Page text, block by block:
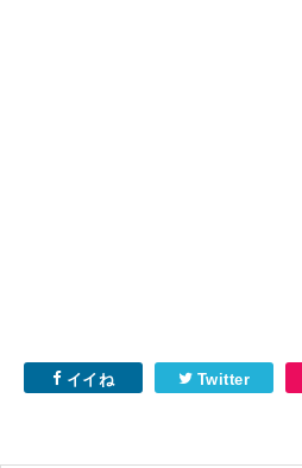
イイね Twitter